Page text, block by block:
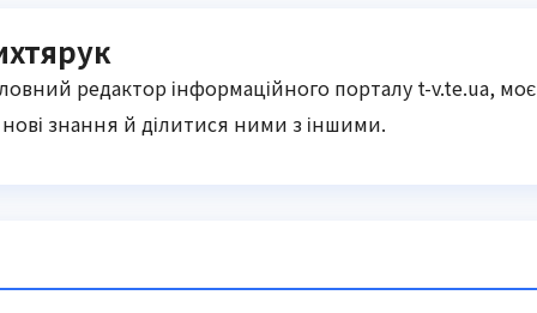
редактор інформаційного порталу t-v.te.ua, моє
знання й ділитися ними з іншими.